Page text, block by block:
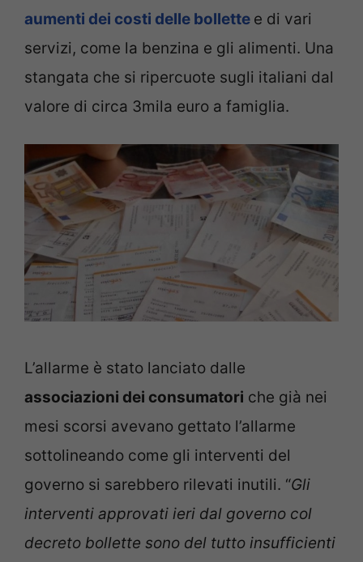
aumenti dei costi delle bollette e di vari
servizi, come la benzina e gli alimenti. Una
stangata che si ripercuote sugli italiani dal
valore di circa 3mila euro a famiglia.
L’allarme è stato lanciato dalle
associazioni dei consumatori che già nei
mesi scorsi avevano gettato l’allarme
sottolineando come gli interventi del
governo si sarebbero rilevati inutili. “Gli
interventi approvati ieri dal governo col
decreto bollette sono del tutto insufficienti